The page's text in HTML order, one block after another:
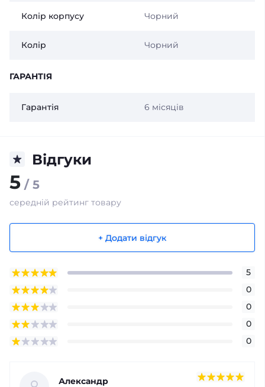
Колір корпусу Чорний
Колір Чорний
ГАРАНТІЯ
Гарантія 6 місяців
Відгуки
5 / 5
середній рейтинг товару
+ Додати відгук
5
0
0
0
0
Александр